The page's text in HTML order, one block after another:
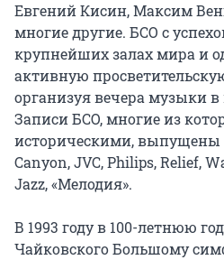
Евгений Кисин, Максим
многие другие. БСО с
крупнейших залах мира и
активную
организуя вечера музыки в
Записи БСО, многие из
историческими, выпущены
Саnуоn, JVC, Philips, Relief,
Jazz, «Мелодия».
В 1993 году в 100-летнюю
Чайковского Большому